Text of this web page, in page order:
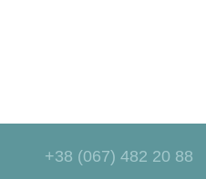
+38 (067) 482 20 88